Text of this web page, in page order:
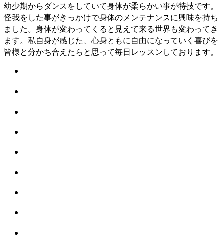
幼少期からダンスをしていて身体が柔らかい事が特技です。
怪我をした事がきっかけで身体のメンテナンスに興味を持ち
ました。身体が変わってくると見えて来る世界も変わってき
ます。私自身が感じた、心身ともに自由になっていく喜びを
皆様と分かち合えたらと思って毎日レッスンしております。